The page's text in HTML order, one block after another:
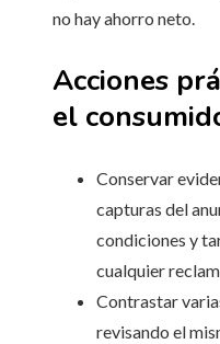
no hay ahorro neto.
Acciones
el
Conservar
capturas del
condiciones y
cualquier
Contrastar
revisando el